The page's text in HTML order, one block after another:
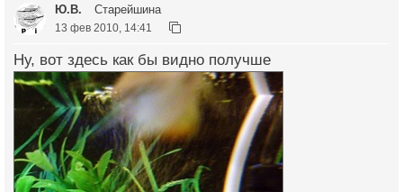
Ю.В. Старейшина
13 фев 2010, 14:41
Ну, вот здесь как бы видно получше